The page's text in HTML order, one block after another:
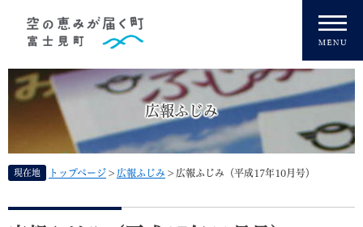
広報ふじみ
現在地 トップページ > 広報ふじみ > 広報ふじみ（平成17年10月号）
本